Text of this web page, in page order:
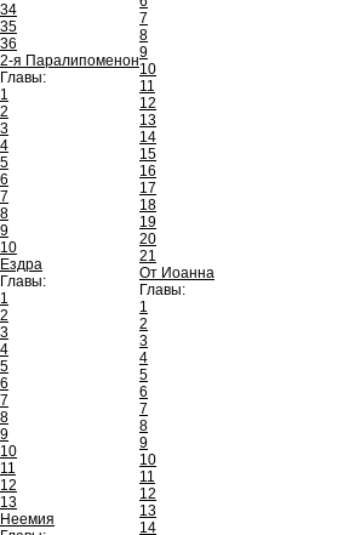
34
35
36
2-я Паралипоменон
Главы:
1
2
3
4
5
6
7
8
9
10
Ездра
Главы:
1
2
3
4
5
6
7
8
9
10
11
12
13
Неемия
7
8
9
10
11
12
13
14
15
16
17
18
19
20
21
От Иоанна
Главы:
1
2
3
4
5
6
7
8
9
10
11
12
13
14